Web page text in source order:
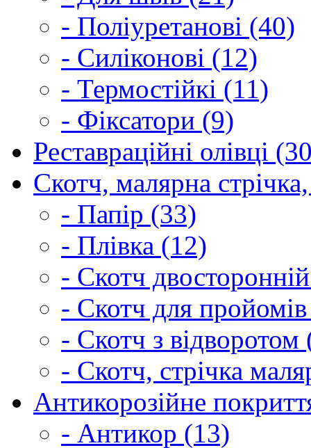
- Поліуретанові (40)
- Силіконові (12)
- Термостійкі (11)
- Фіксатори (9)
Реставраційні олівці
Скотч, малярна
- Папір (33)
- Плівка (12)
- Скотч
- Скотч для
- Скотч з відворотом
- Скотч, стрічка
Антикорозійне
- Антикор (13)